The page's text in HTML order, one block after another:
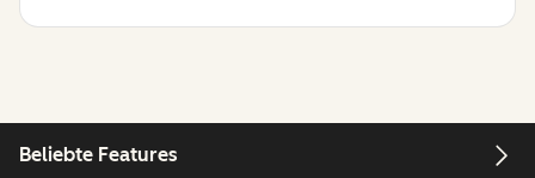
Beliebte Features